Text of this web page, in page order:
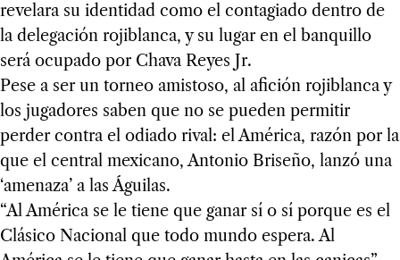
revelara su identidad como el contagiado dentro de
la delegación rojiblanca, y su lugar en el banquillo
será ocupado por Chava Reyes Jr.
Pese a ser un torneo amistoso, al afición rojiblanca y
los jugadores saben que no se pueden permitir
perder contra el odiado rival: el América, razón por la
que el central mexicano, Antonio Briseño, lanzó una
‘amenaza’ a las Águilas.
“Al América se le tiene que ganar sí o sí porque es el
Clásico Nacional que todo mundo espera. Al